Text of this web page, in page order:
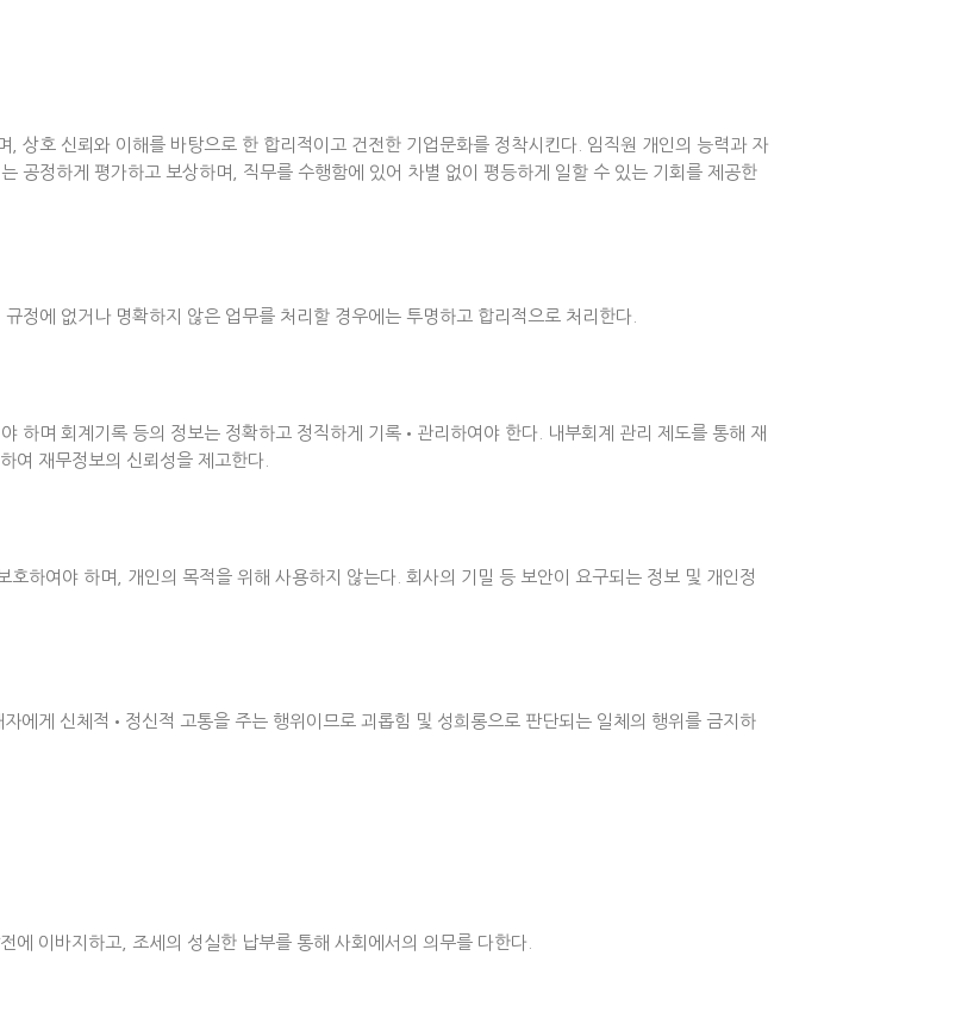
, 상호 신뢰와 이해를 바탕으로 한 합리적이고 건전한 기업문화를 정착시킨다. 임직원 개인의 능력과 자
공정하게 평가하고 보상하며, 직무를 수행함에 있어 차별 없이 평등하게 일할 수 있는 기회를 제공한
정에 없거나 명확하지 않은 업무를 처리할 경우에는 투명하고 합리적으로 처리한다.
하며 회계기록 등의 정보는 정확하고 정직하게 기록•관리하여야 한다. 내부회계 관리 제도를 통해 재
여 재무정보의 신뢰성을 제고한다.
하여야 하며, 개인의 목적을 위해 사용하지 않는다. 회사의 기밀 등 보안이 요구되는 정보 및 개인정
에게 신체적•정신적 고통을 주는 행위이므로 괴롭힘 및 성희롱으로 판단되는 일체의 행위를 금지하
에 이바지하고, 조세의 성실한 납부를 통해 사회에서의 의무를 다한다.